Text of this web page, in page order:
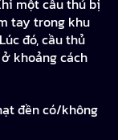
tay trong khu
đó, cầu thủ
khoảng cách
đền có/không